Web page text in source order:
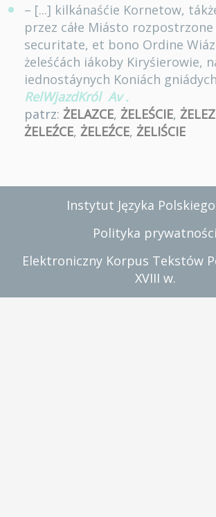
– [...] kilkánaśćie Kornetow,
przez cáłe Miásto rozpostrzone
securitate, et bono Ordine
żeleśćách iákoby Kiryśierowie,
iednostáynych Koniách
RelWjazdKról Av .
patrz: ŻELAZCE, ŻELEŚCIE,
ŻELEŹCE, ŻELEŹCE, ŻELIŚCIE
Instytut Języka Polskiego
Polityka prywatności
Elektroniczny Korpus Tekstów
XVIII w.